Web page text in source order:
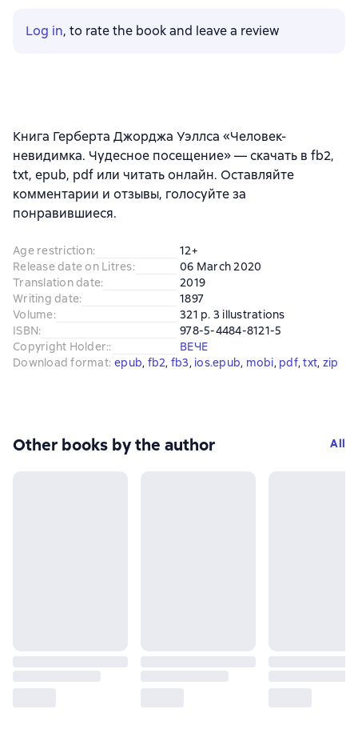
Log in, to rate the book and leave a review
Книга Герберта Джорджа Уэллса «Человек-
невидимка. Чудесное посещение» — скачать в fb2,
txt, epub, pdf или читать онлайн. Оставляйте
комментарии и отзывы, голосуйте за
понравившиеся.
Age restriction:
12+
Release date on Litres:
06 March 2020
Translation date:
2019
Writing date:
1897
Volume:
321 p. 3 illustrations
ISBN:
978-5-4484-8121-5
Copyright Holder::
ВЕЧЕ
Download format: epub, fb2, fb3, ios.epub, mobi, pdf, txt, zip
Other books by the author All